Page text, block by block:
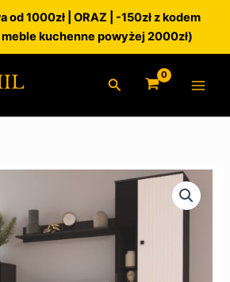
od 1000zł | ORAZ | -150zł z kodem
kuchenne powyżej 2000zł)
Szukaj